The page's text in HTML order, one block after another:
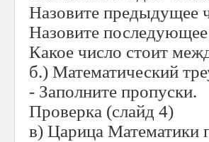
Назовите предыдущее
Назовите
Какое число стоит
б.) Математический
- Заполните пропуски.
Проверка (слайд 4)
в) Царица Математики